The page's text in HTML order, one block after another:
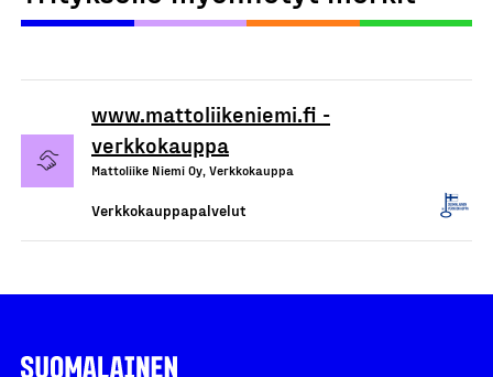
www.mattoliikeniemi.fi -
verkkokauppa
Mattoliike Niemi Oy, Verkkokauppa
Verkkokauppapalvelut